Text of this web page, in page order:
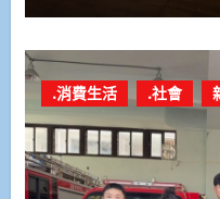
.消費生活 .社會